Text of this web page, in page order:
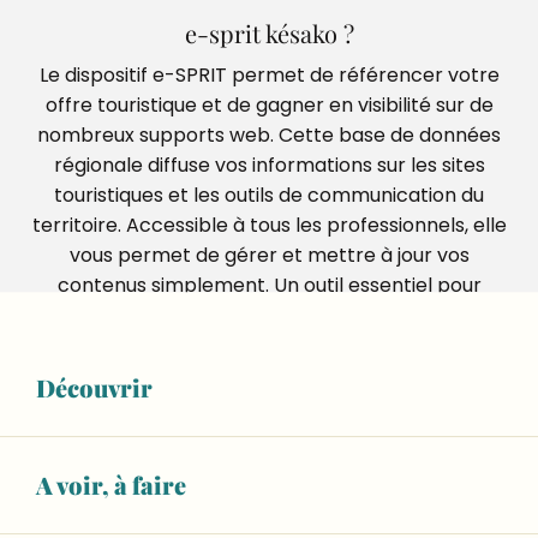
Découvrir
A voir, à faire
e-sprit késako ?
Le dispositif e-SPRIT permet de référencer votre
offre touristique et de gagner en visibilité sur de
nombreux supports web. Cette base de données
régionale diffuse vos informations sur les sites
touristiques et les outils de communication du
territoire. Accessible à tous les professionnels, elle
vous permet de gérer et mettre à jour vos
contenus simplement. Un outil essentiel pour